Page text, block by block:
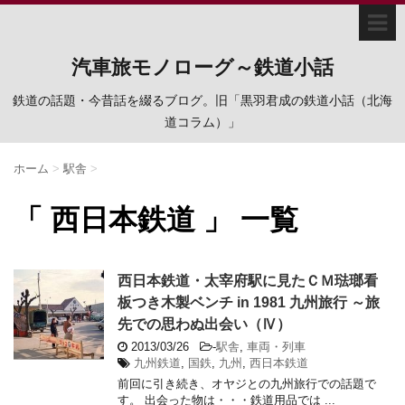
汽車旅モノローグ～鉄道小話
鉄道の話題・今昔話を綴るブログ。旧「黒羽君成の鉄道小話（北海
道コラム）」
ホーム > 駅舎 >
「 西日本鉄道 」 一覧
西日本鉄道・太宰府駅に見たＣＭ琺瑯看
板つき木製ベンチ in 1981 九州旅行 ～旅
先での思わぬ出会い（Ⅳ）
2013/03/26 -駅舎 車両・列車
九州鉄道
国鉄 九州
西日本鉄道
前回に引き続き、オヤジとの九州旅行での話題で
す。 出会った物は・・・鉄道用品では ...